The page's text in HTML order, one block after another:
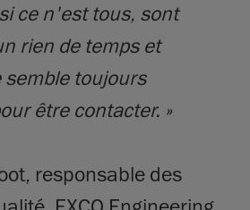
ce n'est tous, sont
rien de temps et
toujours
être contacter. »
responsable des